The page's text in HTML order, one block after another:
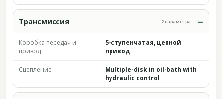
Трансмиссия 2 параметра
Коробка передач и
привод
5-ступенчатая, цепной
привод
Сцепление
Multiple-disk in oil-bath with
hydraulic control